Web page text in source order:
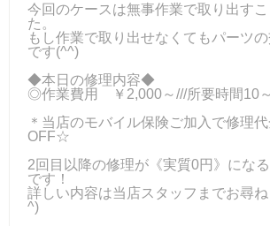
今回のケースは無事作業で取り出す
た。
もし作業で取り出せなくてもパーツ
です(^^)
◆本日の修理内容◆
◎作業費用 ￥2,000～///所要時間10
＊当店のモバイル保険ご加入で修理
OFF☆
2回目以降の修理が《実質0円》にな
です！
詳しい内容は当店スタッフまでお尋
^)